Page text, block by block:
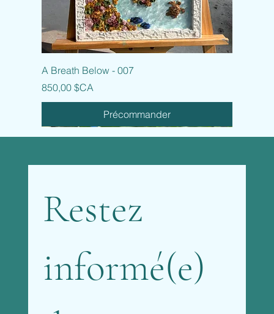
A Breath Below - 007
Prix
850,00 $CA
Précommander
Restez
informé(e)